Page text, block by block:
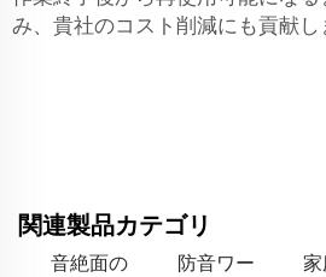
み、貴社のコスト削減にも貢献し
関連製品カテゴリ
音絶面の
防音ワー